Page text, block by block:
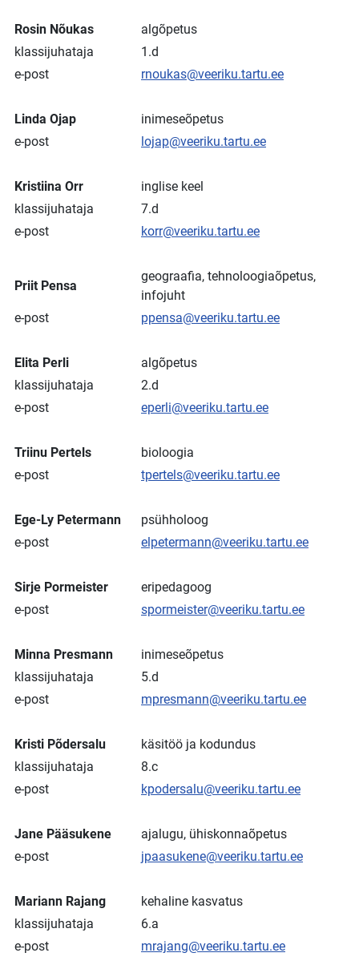
Rosin Nõukas
algõpetus
klassijuhataja
1.d
e-post
rnoukas@veeriku.tartu.ee
Linda Ojap
inimeseõpetus
e-post
lojap@veeriku.tartu.ee
Kristiina Orr
inglise keel
klassijuhataja
7.d
e-post
korr@veeriku.tartu.ee
Priit Pensa
geograafia, tehnoloogiaõpetus,
infojuht
e-post
ppensa@veeriku.tartu.ee
Elita Perli
algõpetus
klassijuhataja
2.d
e-post
eperli@veeriku.tartu.ee
Triinu Pertels
bioloogia
e-post
tpertels@veeriku.tartu.ee
Ege-Ly Petermann
psühholoog
e-post
elpetermann@veeriku.tartu.ee
Sirje Pormeister
eripedagoog
e-post
spormeister@veeriku.tartu.ee
Minna Presmann
inimeseõpetus
klassijuhataja
5.d
e-post
mpresmann@veeriku.tartu.ee
Kristi Põdersalu
käsitöö ja kodundus
klassijuhataja
8.c
e-post
kpodersalu@veeriku.tartu.ee
Jane Pääsukene
ajalugu, ühiskonnaõpetus
e-post
jpaasukene@veeriku.tartu.ee
Mariann Rajang
kehaline kasvatus
klassijuhataja
6.a
e-post
mrajang@veeriku.tartu.ee